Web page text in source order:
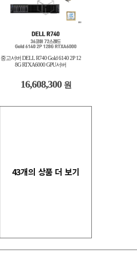
중고서버 DELL R740 Gold 6140 2P 12
8G RTXA6000 GPU서버
16,608,300 원
43개의 상품 더 보기